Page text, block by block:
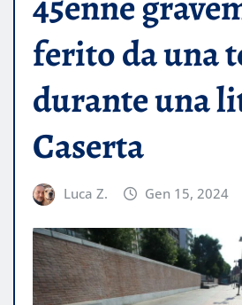
ferito da una
durante una
Caserta
Luca Z. Gen 15, 2024